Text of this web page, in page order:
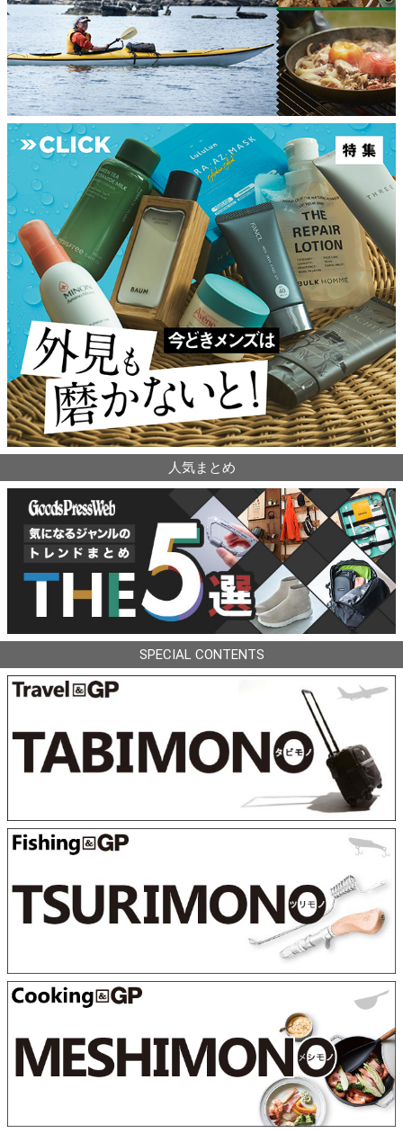
人気まとめ
SPECIAL CONTENTS